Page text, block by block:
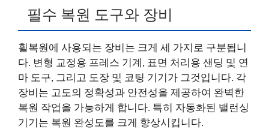
필수 복원 도구와 장비
휠복원에 사용되는 장비는 크게 세 가지로 구분됩니
다. 변형 교정용 프레스 기계, 표면 처리용 샌딩 및 연
마 도구, 그리고 도장 및 코팅 기기가 그것입니다. 각
장비는 고도의 정확성과 안전성을 제공하여 완벽한
복원 작업을 가능하게 합니다. 특히 자동화된 밸런싱
기기는 복원 완성도를 크게 향상시킵니다.